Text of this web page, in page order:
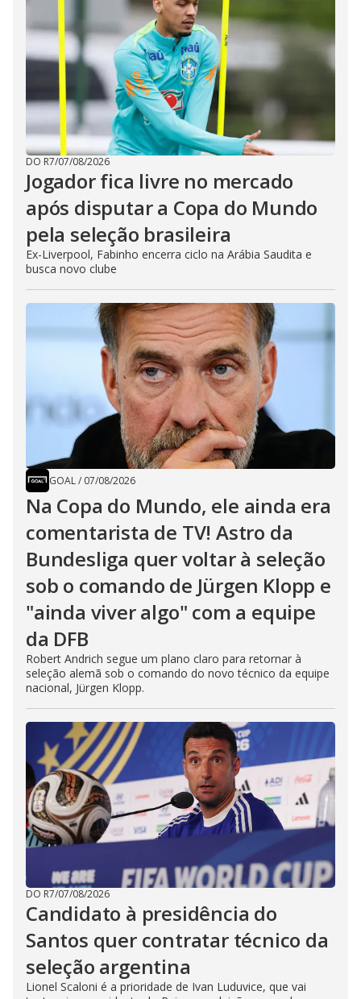
DO R7/07/08/2026
Jogador fica livre no mercado
após disputar a Copa do Mundo
pela seleção brasileira
Ex-Liverpool, Fabinho encerra ciclo na Arábia Saudita e
busca novo clube
GOAL/ 07/08/2026
Na Copa do Mundo, ele ainda era
comentarista de TV! Astro da
Bundesliga quer voltar à seleção
sob o comando de Jürgen Klopp e
"ainda viver algo" com a equipe
da DFB
Robert Andrich segue um plano claro para retornar à
seleção alemã sob o comando do novo técnico da equipe
nacional, Jürgen Klopp.
DO R7/07/08/2026
Candidato à presidência do
Santos quer contratar técnico da
seleção argentina
Lionel Scaloni é a prioridade de Ivan Luduvice, que vai